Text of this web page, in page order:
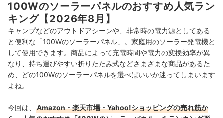
100Wのソーラーパネルのおすすめ人気ラン
キング【2026年8月】
キャンプなどのアウトドアシーンや、非常時の電力源としてある
と便利な「100Wのソーラーパネル」。家庭用のソーラー発電機と
して使用できます。商品によって充電時間や電力の変換効率が異
なり、持ち運びやすい折りたたみ式などさまざまな商品があるた
め、どの100Wのソーラーパネルを選べばいいか迷ってしまいます
よね。
今回は、
Amazon・楽天市場・Yahoo!ショッピングの売れ筋か